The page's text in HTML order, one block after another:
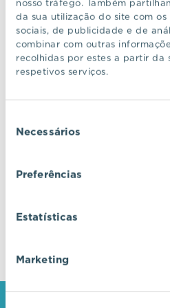
nosso tráfego. Também
da sua utilização do site com
sociais, de publicidade e de
combinar com outras
recolhidas por estes a partir da
respetivos serviços.
deNecessários
Preferências
Estatísticas
Marketing
CONTINUAR A NAVEGAR
Descubra ecossistemas
excelência, onde o
fundem com a inovação